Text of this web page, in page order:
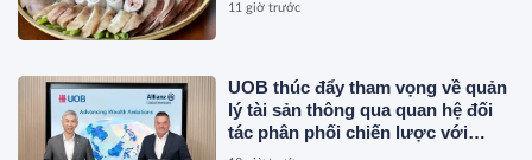
11 giờ trước
UOB thúc đẩy tham vọng về quản
lý tài sản thông qua quan hệ đối
tác phân phối chiến lược với
Allianz Global Investors